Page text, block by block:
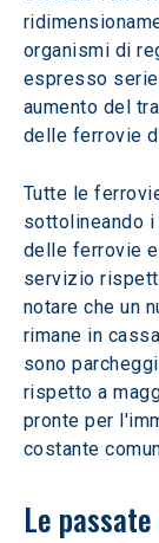
organismi di
espresso
aumento del
delle ferrovie
Tutte le
sottolineando
delle ferrovie
servizio
notare che un
rimane in
sono
rispetto a
pronte per
costante
Le